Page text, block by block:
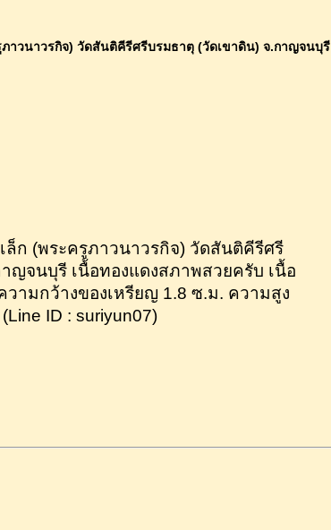
าวนาวรกิจ) วัดสันติคีรีศรีบรมธาตุ (วัดเขาดิน) จ.กาญจนบุรี
ล็ก (พระครูภาวนาวรกิจ) วัดสันติคีรีศรี
ญจนบุรี เนื้อทองแดงสภาพสวยครับ เนื้อ
ามกว้างของเหรียญ 1.8 ซ.ม. ความสูง
ID : suriyun07)